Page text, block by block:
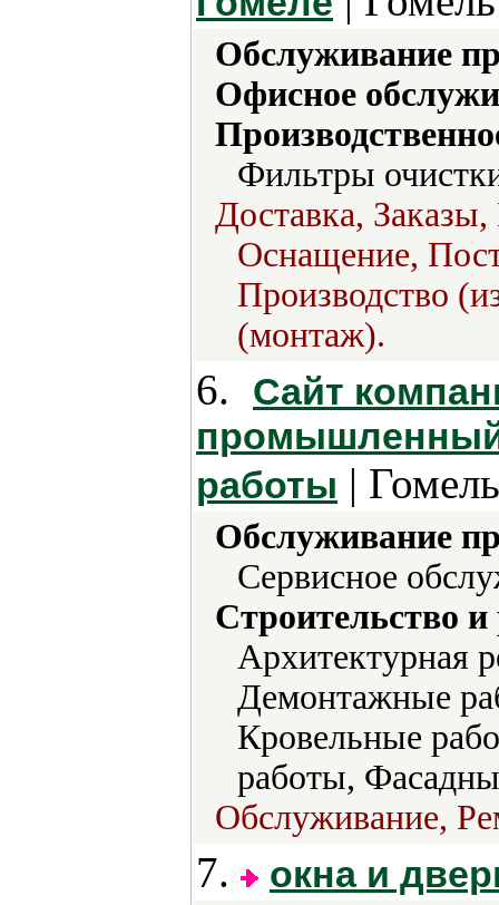
Обслуживание
Офисное
Фильтры
Доставка,
Оснащение,
Производство
(монтаж).
6.
Сайт
работы |
Обслуживание
Сервисное
Строительство
Архитектурная
Демонтажные
Кровельные
работы,
Обслуживание,
7. окна и